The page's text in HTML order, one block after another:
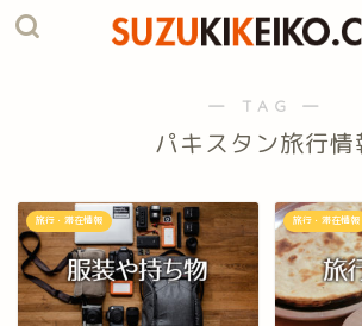
― TAG ―
パキスタン旅行情
旅行・滞在情報 旅行・滞在情報